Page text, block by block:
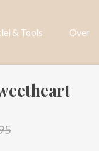
& Tools Over